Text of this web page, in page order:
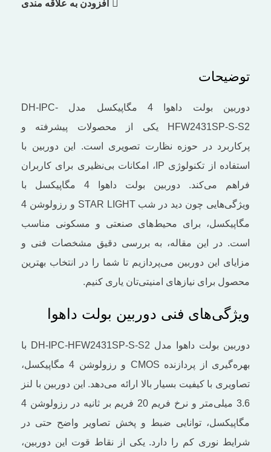
افزودن به علاقه مندی
توضیحات
دوربین بولت داهوا 4 مگاپیکسل مدل DH-IPC-
HFW2431SP-S-S2 یکی از محصولات پیشرفته و
پرکاربرد در حوزه نظارت تصویری است. این دوربین با
استفاده از تکنولوژی IP، امکانات بی‌نظیری برای کاربران
فراهم می‌کند. دوربین بولت داهوا 4 مگاپیکسل با
ویژگی‌هایی چون دید در شب STAR LIGHT و رزولوشن 4
مگاپیکسل، برای محیط‌های صنعتی و مسکونی مناسب
است. در این مقاله، به بررسی دقیق مشخصات فنی و
مزایای این دوربین می‌پردازیم تا شما را در انتخاب بهترین
محصول برای نیازهای امنیتی‌تان یاری کنیم.
ویژگی‌های فنی دوربین بولت داهوا
دوربین بولت داهوا مدل DH-IPC-HFW2431SP-S-S2 با
بهره‌گیری از پردازنده CMOS و رزولوشن 4 مگاپیکسل،
تصاویری با کیفیت بسیار بالا ارائه می‌دهد. این دوربین با لنز
3.6 میلی‌متر و نرخ فریم 20 فریم بر ثانیه در رزولوشن 4
مگاپیکسل، توانایی ضبط و پخش تصاویر واضح حتی در
شرایط نوری کم را دارد. یکی از نقاط قوت این دوربین،